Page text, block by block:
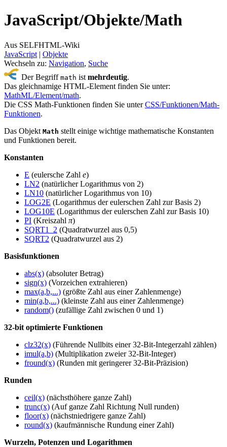
JavaScript/Objekte/Math
Aus SELFHTML-Wiki
JavaScript ‎ | Objekte
Wechseln zu: Navigation, Suche
Der Begriff math ist mehrdeutig.
Das gleichnamige HTML-Element finden Sie unter:
MathML/Element/math.
Die CSS Math-Funktionen finden Sie unterCSS/Funktionen/Math-
Funktionen.
Das Objekt Math stellt einige wichtige mathematische Konstanten
und Funktionen bereit.
Konstanten
E (eulersche Zahl e)
LN2 (natürlicher Logarithmus von 2)
LN10 (natürlicher Logarithmus von 10)
LOG2E (Logarithmus der eulerschen Zahl zur Basis 2)
LOG10E (Logarithmus der eulerschen Zahl zur Basis 10)
PI (Kreiszahl π)
SQRT1_2 (Quadratwurzel aus 0,5)
SQRT2 (Quadratwurzel aus 2)
Basisfunktionen
abs(x) (absoluter Betrag)
sign(x) (Vorzeichen extrahieren)
max(a,b,...) (größte Zahl aus einer Zahlenmenge)
min(a,b,...) (kleinste Zahl aus einer Zahlenmenge)
random() (zufällige Zahl zwischen 0 und 1)
32-bit optimierte Funktionen
clz32(x) (Führende Nullbits einer 32-Bit-Integerzahl zählen)
imul(a,b) (Multiplikation zweier 32-Bit-Integer)
fround(x) (Runden mit geringerer 32-Bit-Präzision)
Runden
ceil(x) (nächsthöhere ganze Zahl)
trunc(x) (Auf ganze Zahl Richtung Null runden)
floor(x) (nächstniedrigere ganze Zahl)
round(x) (kaufmännische Rundung einer Zahl)
Wurzeln, Potenzen und Logarithmen